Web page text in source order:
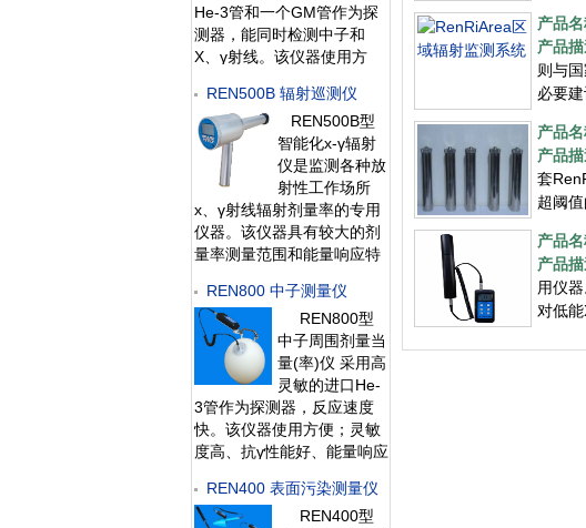
He-3管和一个GM管作为探
测器，能同时检测中子和
X、γ射线。该仪器使用方
能量响应特性好。此外通过
配套的RenRiRate辐射剂量
管理软件可将存储的数据读
出后分析。该仪器适用于环
保、化工、水泥、煤矿、土
木工程、
REN500B 辐射巡测仪
REN500B型
智能化х-γ辐射
仪是监测各种放
射性工作场所
х、γ射线辐射剂量率的专用
仪器。该仪器具有较大的剂
量率测量范围和能量响应特
RenRiRate剂量率管理软件
可将存储的数据读出后分
析。该仪器广泛用于卫生、
环保、冶金、石油、化工、
医院、加速器、工业探伤
REN800 中子测量仪
REN800型
中子周围剂量当
量(率)仪 采用高
灵敏的进口He-
3管作为探测器，反应速度
快。该仪器使用方便；灵敏
度高、抗γ性能好、能量响应
器又可用作固定式中子剂量
监测仪。此外通过配套的
REN400 表面污染测量仪
REN400型
产品名
产品描
则与
必要
产品名
产品描
套
超阈
产品名
产品描
用仪
对低